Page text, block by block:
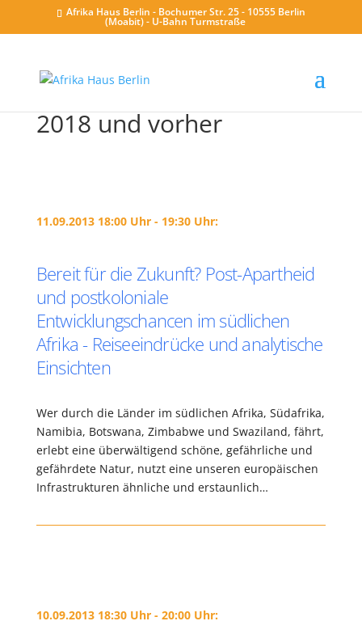
Afrika Haus Berlin - Bochumer Str. 25 - 10555 Berlin
(Moabit) - U-Bahn Turmstraße
2018 und vorher
11.09.2013 18:00 Uhr - 19:30 Uhr:
Bereit für die Zukunft? Post-Apartheid
und postkoloniale
Entwicklungschancen im südlichen
Afrika - Reiseeindrücke und analytische
Einsichten
Wer durch die Länder im südlichen Afrika, Südafrika,
Namibia, Botswana, Zimbabwe und Swaziland, fährt,
erlebt eine überwältigend schöne, gefährliche und
gefährdete Natur, nutzt eine unseren europäischen
Infrastrukturen ähnliche und erstaunlich…
10.09.2013 18:30 Uhr - 20:00 Uhr: